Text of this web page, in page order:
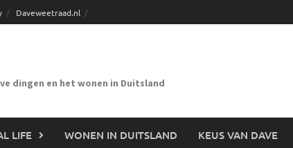
Daveweetraad.nl
dingen en het wonen in Duitsland
LIFE WONEN IN DUITSLAND KEUS VAN DAVE